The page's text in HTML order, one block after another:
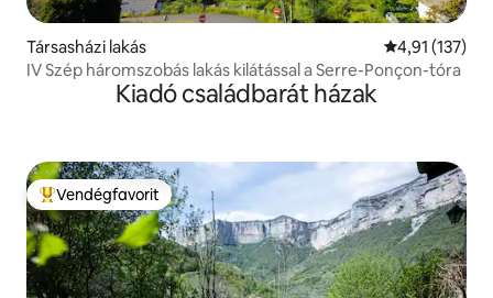
Társasházi lakás Átlagos
4,91 (137)
IV Szép háromszobás lakás kilátással a Serre-Ponçon-tóra
Kiadó családbarát házak
Kiemelt vendégfavorit
Vendégfavorit